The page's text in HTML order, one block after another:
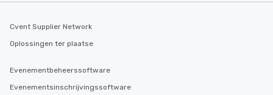
Cvent Supplier Network
Oplossingen ter plaatse
Evenementbeheerssoftware
Evenementsinschrijvingssoftware